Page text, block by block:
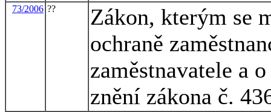
73/2006 ??
Zákon, kterým se
ochraně
zaměstnavatele a
znění zákona č.